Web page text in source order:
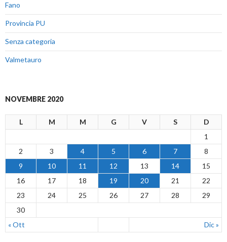
Fano
Provincia PU
Senza categoria
Valmetauro
NOVEMBRE 2020
L M M G V S D
« Ott Dic »
1
2
3 4 5 6 7
8
9
10 11 12 13 14
15
16
17 18 19 20 21
22
23
24 25 26 27 28
29
30